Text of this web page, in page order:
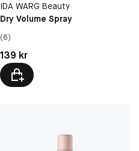
IDA WARG Beauty
Dry Volume Spray
(6)
Pris: 139 kr
139 kr